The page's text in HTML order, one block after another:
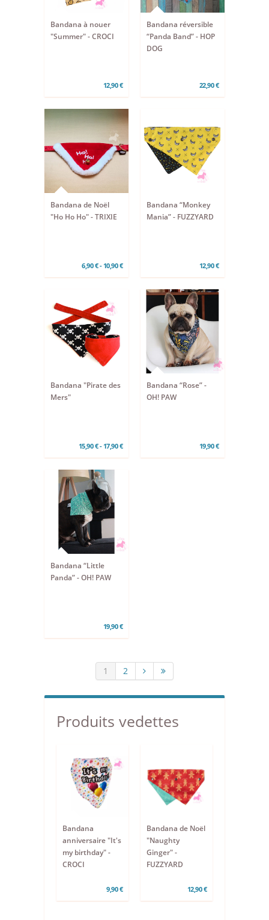
Bandana à nouer
"Summer" - CROCI
12,90 €
Bandana réversible
“Panda Band” - HOP
DOG
22,90 €
Bandana de Noël
"Ho Ho Ho" - TRIXIE
6,90 € - 10,90 €
Bandana “Monkey
Mania” - FUZZYARD
12,90 €
Bandana "Pirate des
Mers"
15,90 € - 17,90 €
Bandana “Rose” -
OH! PAW
19,90 €
Bandana “Little
Panda” - OH! PAW
19,90 €
1 2
Produits vedettes
Bandana
anniversaire "It's
my birthday" -
CROCI
9,90 €
Bandana de Noël
"Naughty
Ginger" -
FUZZYARD
12,90 €